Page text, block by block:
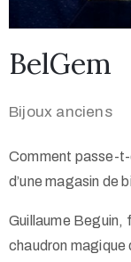
BelGem
Bijoux anciens
Comment passe-t-
d’une magasin de
Guillaume Beguin,
chaudron